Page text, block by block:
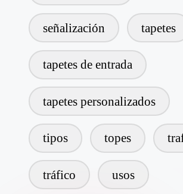
señalización tapetes
tapetes de entrada
tapetes personalizados
tipos topes
tráfico usos